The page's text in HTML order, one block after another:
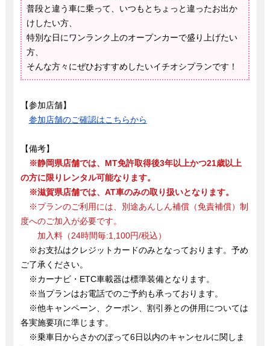
普段と違う車に乗って、いつもとちょっと違ったお出か
けしたい方、
特別な日にワンランク上のオープンカーで盛り上げたい
方、
そんな方々にぜひおすすめしたいイチオシプランです！
【参加店舗】
参加店舗のご確認はこちらから
【備考】
※静岡県店舗では、MT免許取得後3年以上かつ21歳以上
の方に限りレンタル可能なります。
※滋賀県店舗では、AT車のみの取り扱いとなります。
※プランのご利用には、別途あんしん補償（免責補償）制
度へのご加入が必要です。
加入料（24時間毎:1,100円/税込）
※お支払はクレジットカードのみとなっております。予め
ご了承ください。
※カーナビ・ETC車載器は標準装備となります。
※当プランはお電話でのご予約も承っております。
※他キャンペーン、クーポン、割引券との併用については
各実施要項に準じます。
※乗車日からさかのぼって6日以内のキャンセルに関しま